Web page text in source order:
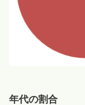
年代の割合